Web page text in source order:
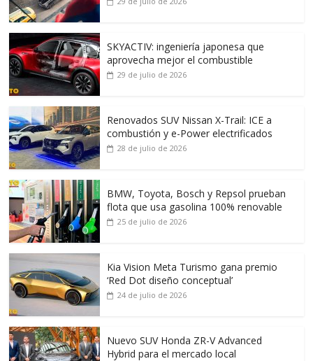
SKYACTIV: ingeniería japonesa que
aprovecha mejor el combustible
29 de julio de 2026
Renovados SUV Nissan X-Trail: ICE a
combustión y e-Power electrificados
28 de julio de 2026
BMW, Toyota, Bosch y Repsol prueban
flota que usa gasolina 100% renovable
25 de julio de 2026
Kia Vision Meta Turismo gana premio
‘Red Dot diseño conceptual’
24 de julio de 2026
Nuevo SUV Honda ZR-V Advanced
Hybrid para el mercado local